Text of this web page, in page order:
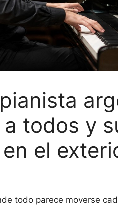
todos y
el
todo parece moverse